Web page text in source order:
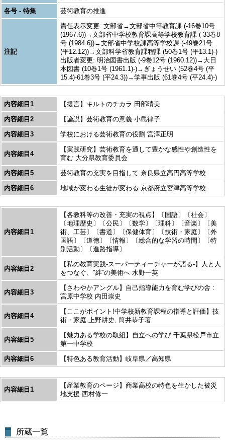
各号 - 特集
芸術教育の推進
注記
責任表示変更: 文部省→文部省中等教育課 (-16巻10号
(1967.6))→文部省中学校教育課高等学校教育課 (-33巻8
号 (1984.6))→文部省中学校課高等学校課 (-49巻21号
(平12.12))→文部科学省教育課程課 (50巻1号 (平13.1)-)
出版者変更: 明治図書出版 (-9巻12号 (1960.12))→大日
本図書 (10巻1号 (1961.1)-)→ぎょうせい (52巻4号 (平
15.4)-61巻3号 (平24.3))→学事出版 (61巻4号 (平24.4)-)
内容細目1
【提言】キルトのチカラ 田部晴美
内容細目2
【論説】芸術教育の意義 小島律子
内容細目3
学校における芸術教育の役割 宮澤正明
内容細目4
【実践研究】芸術教育を通して豊かな感性や創造性を
育む 大分県教育委員会
内容細目5
芸術教育の充実を目指して 奈良県立高円高等学校
内容細目6
地域が変わる生徒が変わる 京都府立宮津高等学校
内容細目1
【各教科等の改善・充実の視点】〔国語〕〔社会〕
〔地理歴史〕〔公民〕〔数学〕〔理科〕〔音楽〕〔美
術、工芸〕〔書道〕〔保健体育〕〔技術・家庭〕〔外
国語〕〔道徳〕〔情報〕〔総合的な学習の時間〕〔特
別活動〕〔進路指導〕
内容細目2
【私の教育実践-スーパーティーチャーが語る-】人と人
をつなぐ、"絆”の美術へ 水野一英
内容細目3
【さわやかアングル】自己指導能力を育む学びの舎 :
宮原中学校 内田崇史
内容細目4
【ここがポイント!中学校新教育課程の指導と評価】技
術・家庭 上野耕史, 筒井恭子著
内容細目5
【魅力ある学校の取組】自立への学び 千葉県松戸市立
第一中学校
内容細目6
【特色ある教育活動】岐阜県／高知県
内容細目1
【産業教育のページ】商業高校の特色を生かした被災
地支援 西村修一
所蔵一覧